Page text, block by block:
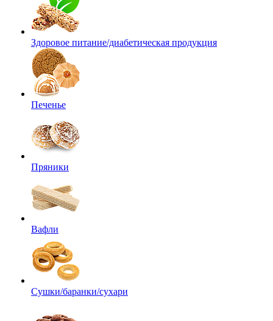
Здоровое питание/диабетическая продукция
Печенье
Пряники
Вафли
Сушки/баранки/сухари